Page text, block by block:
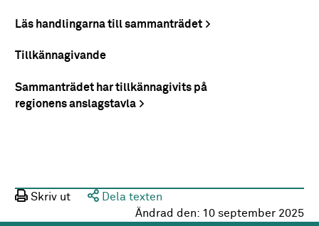
Läs handlingarna till sammanträdet
Tillkännagivande
Sammanträdet har tillkännagivits på
regionens anslagstavla
Skriv ut
Dela texten
Ändrad den: 10 september 2025